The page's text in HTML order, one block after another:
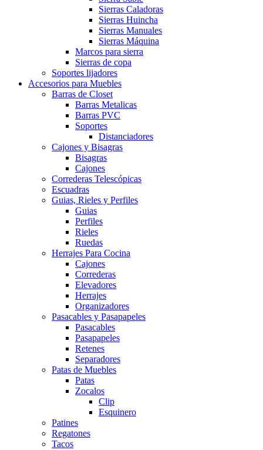
Sierras Caladoras
Sierras Huincha
Sierras Manuales
Sierras Máquina
Marcos para sierra
Sierras de copa
Soportes lijadores
Accesorios para Muebles
Barras de Closet
Barras Metalicas
Barras PVC
Soportes
Distanciadores
Cajones y Bisagras
Bisagras
Cajones
Correderas Telescópicas
Escuadras
Guias, Rieles y Perfiles
Guias
Perfiles
Rieles
Ruedas
Herrajes Para Cocina
Cajones
Correderas
Elevadores
Herrajes
Organizadores
Pasacables y Pasapapeles
Pasacables
Pasapapeles
Retenes
Separadores
Patas de Muebles
Patas
Zocalos
Clip
Esquinero
Patines
Regatones
Tacos